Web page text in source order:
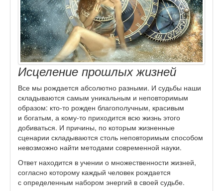
Исцеление прошлых жизней
Все мы рождается абсолютно разными. И судьбы наши
складываются самым уникальным и неповторимым
образом: кто-то рожден благополучным, красивым
и богатым, а кому-то приходится всю жизнь этого
добиваться. И причины, по которым жизненные
сценарии складываются столь неповторимым способом
невозможно найти методами современной науки.
Ответ находится в учении о множественности жизней,
согласно которому каждый человек рождается
с определенным набором энергий в своей судьбе.